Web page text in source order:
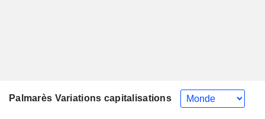
Palmarès Variations capitalisations